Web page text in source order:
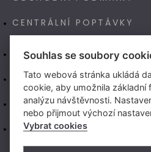
CENTRÁLNÍ POPTÁVKY
E-SHOP
NAŠE VÝROBA
NEW LIVING CENTER
NEW LIVING CENTER (SK)
Souhlas se soubory
Tato webová stránka ukládá
cookie, aby umožnila základní
analýzu návštěvnosti.
nebo přijmout výchozí
Vybrat cookies